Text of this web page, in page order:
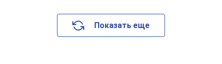
Показать еще